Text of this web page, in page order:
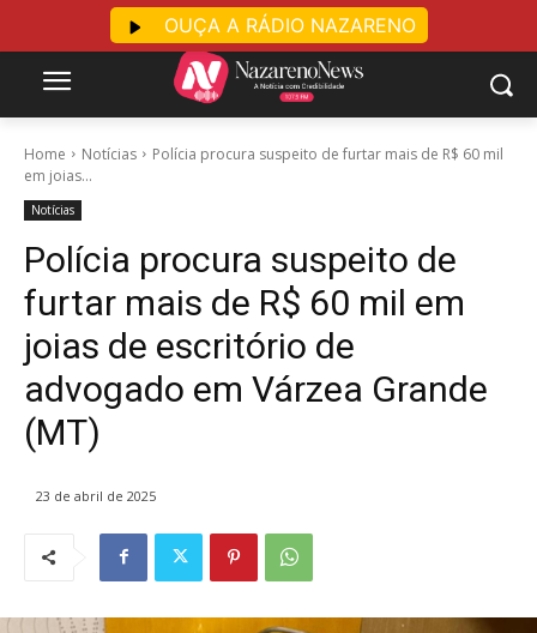
Home Notícias
Polícia procura suspeito de furtar mais de R$ 60 mil
em joias...
Notícias
Polícia procura suspeito de
furtar mais de R$ 60 mil em
joias de escritório de
advogado em Várzea Grande
(MT)
23 de abril de 2025
OUÇA A RÁDIO NAZARENO